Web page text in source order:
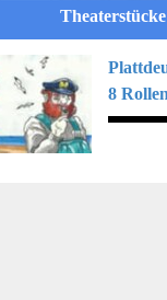
Theaterstücke
8